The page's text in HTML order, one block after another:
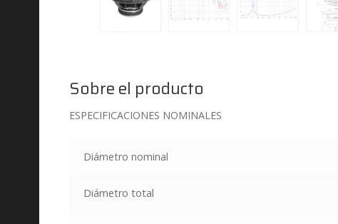
Sobre el producto
ESPECIFICACIONES NOMINALES
Diámetro nominal
Diámetro total